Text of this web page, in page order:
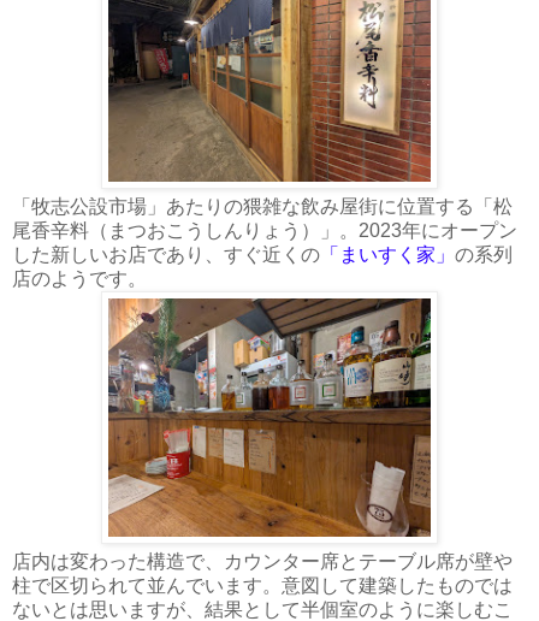
「牧志公設市場」あたりの猥雑な飲み屋街に位置する「松
尾香辛料（まつおこうしんりょう）」。2023年にオープン
した新しいお店であり、すぐ近くの 「まいすく家」 の系列
店のようです。
店内は変わった構造で、カウンター席とテーブル席が壁や
柱で区切られて並んでいます。意図して建築したものでは
ないとは思いますが、結果として半個室のように楽しむこ